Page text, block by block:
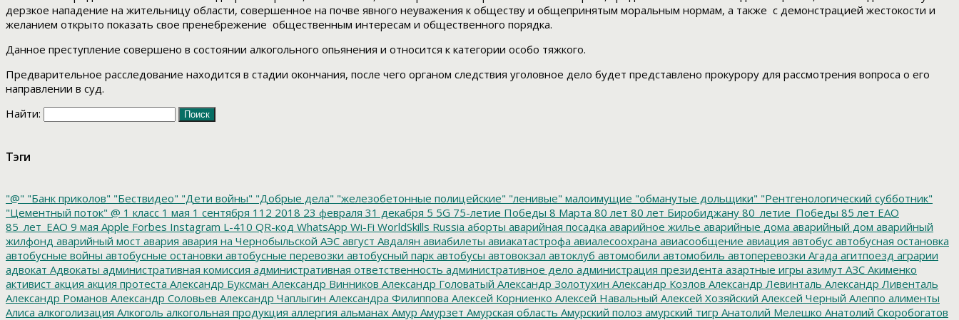
дерзкое нападение на жительницу области, совершенное на почве явного неуважения к обществу и общепринятым моральным нормам, а также с демонстрацией жестокости и
желанием открыто показать свое пренебрежение общественным интересам и общественного порядка.
Данное преступление совершено в состоянии алкогольного опьянения и относится к категории особо тяжкого.
Предварительное расследование находится в стадии окончания, после чего органом следствия уголовное дело будет представлено прокурору для рассмотрения вопроса о его
направлении в суд.
Найти:
Тэги
"@" "Банк приколов" "Бествидео" "Дети войны" "Добрые дела" "железобетонные полицейские" "ленивые" малоимущие "обманутые дольщики" "Рентгенологический субботник"
"Цементный поток" @ 1 класс 1 мая 1 сентября 112 2018 23 февраля 31 декабря 5 5G 75-летие Победы 8 Марта 80 лет 80 лет Биробиджану 80_летие_Победы 85 лет ЕАО
85_лет_ЕАО 9 мая Apple Forbes Instagram L-410 QR-код WhatsApp Wi-Fi WorldSkills Russia аборты аварийная посадка аварийное жилье аварийные дома аварийный дом аварийный
жилфонд аварийный мост авария авария на Чернобыльской АЭС август Авдалян авиабилеты авиакатастрофа авиалесоохрана авиасообщение авиация автобус автобусная остановка
автобусные войны автобусные остановки автобусные перевозки автобусный парк автобусы автовокзал автоклуб автомобили автомобиль автоперевозки Агада агитпоезд аграрии
адвокат Адвокаты административная комиссия административная ответственность административное дело администрация президента азартные игры азимут АЗС Акименко
активист акция акция протеста Александр Буксман Александр Винников Александр Головатый Александр Золотухин Александр Козлов Александр Левинталь Александр Ливенталь
Александр Романов Александр Соловьев Александр Чаплыгин Александра Филиппова Алексей Корниенко Алексей Навальный Алексей Хозяйский Алексей Черный Алеппо алименты
Алиса алкоголизация Алкоголь алкогольная продукция аллергия альманах Амур Амурзет Амурская область Амурский полоз амурский тигр Анатолий Мелешко Анатолий Скоробогатов